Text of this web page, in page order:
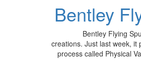
Bentley
Bentley Flying
creations. Just last week,
process called Physical